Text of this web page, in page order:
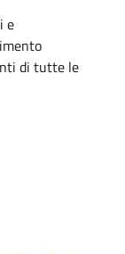
e
di tutte le